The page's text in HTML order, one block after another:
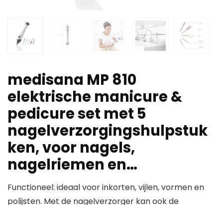
medisana MP 810
elektrische manicure &
pedicure set met 5
nagelverzorgingshulpstuk
ken, voor nagels,
nagelriemen en…
Functioneel: ideaal voor inkorten, vijlen, vormen en
polijsten. Met de nagelverzorger kan ook de